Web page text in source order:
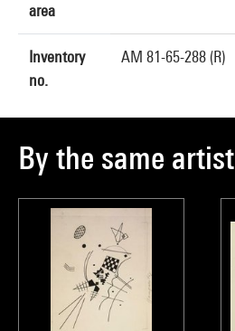
area
Inventory
no.
AM 81-65-288 (R)
By the same artist